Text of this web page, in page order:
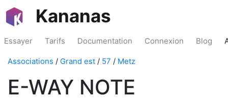
Kananas
Essayer Tarifs Documentation Connexion Blog
Associations / Grand est / 57 / Metz
E-WAY NOTE